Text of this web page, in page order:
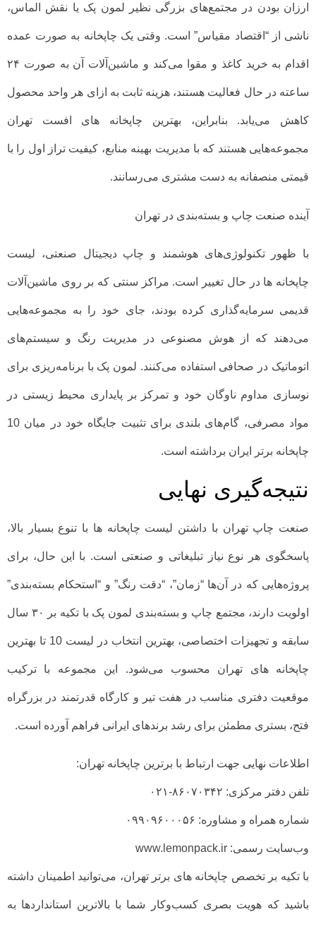
ارزان بودن در مجتمع‌های بزرگی نظیر لمون پک یا نقش الماس،
ناشی از “اقتصاد مقیاس” است. وقتی یک چاپخانه به صورت عمده
اقدام به خرید کاغذ و مقوا می‌کند و ماشین‌آلات آن به صورت ۲۴
ساعته در حال فعالیت هستند، هزینه ثابت به ازای هر واحد محصول
کاهش می‌یابد. بنابراین، بهترین چاپخانه های افست تهران
مجموعه‌هایی هستند که با مدیریت بهینه منابع، کیفیت تراز اول را با
قیمتی منصفانه به دست مشتری می‌رسانند.
آینده صنعت چاپ و بسته‌بندی در تهران
با ظهور تکنولوژی‌های هوشمند و چاپ دیجیتال صنعتی، لیست
چاپخانه ها در حال تغییر است. مراکز سنتی که بر روی ماشین‌آلات
قدیمی سرمایه‌گذاری کرده بودند، جای خود را به مجموعه‌هایی
می‌دهند که از هوش مصنوعی در مدیریت رنگ و سیستم‌های
اتوماتیک در صحافی استفاده می‌کنند. لمون پک با برنامه‌ریزی برای
نوسازی مداوم ناوگان خود و تمرکز بر پایداری محیط زیستی در
مواد مصرفی، گام‌های بلندی برای تثبیت جایگاه خود در میان 10
چاپخانه برتر ایران برداشته است.
نتیجه‌گیری نهایی
صنعت چاپ تهران با داشتن لیست چاپخانه ها با تنوع بسیار بالا،
پاسخگوی هر نوع نیاز تبلیغاتی و صنعتی است. با این حال، برای
پروژه‌هایی که در آن‌ها “زمان”، “دقت رنگ” و “استحکام بسته‌بندی”
اولویت دارند، مجتمع چاپ و بسته‌بندی لمون پک با تکیه بر ۳۰ سال
سابقه و تجهیزات اختصاصی، بهترین انتخاب در لیست 10 تا بهترین
چاپخانه های تهران محسوب می‌شود. این مجموعه با ترکیب
موقعیت دفتری مناسب در هفت تیر و کارگاه قدرتمند در بزرگراه
فتح، بستری مطمئن برای رشد برندهای ایرانی فراهم آورده است.
اطلاعات نهایی جهت ارتباط با برترین چاپخانه تهران:
تلفن دفتر مرکزی: ۸۶۰۷۰۳۴۲-۰۲۱
شماره همراه و مشاوره: ۰۹۹۰۹۶۰۰۰۵۶
وب‌سایت رسمی: www.lemonpack.ir
با تکیه بر تخصص چاپخانه های برتر تهران، می‌توانید اطمینان داشته
باشید که هویت بصری کسب‌وکار شما با بالاترین استانداردها به